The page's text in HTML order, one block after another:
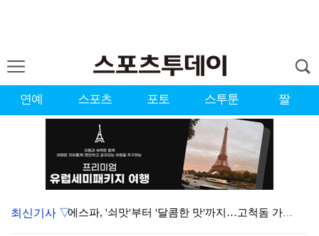
연예 스포츠 포토 스투툰 짤
에스파, '쇠맛'부터 '달콤한 맛'까지…고척돔 가득 채…
최신기사 ▽